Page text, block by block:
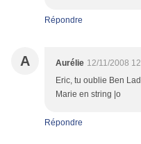
Répondre
A Aurélie 12/11/2008
Eric, tu oublie Ben
Marie en string |o
Répondre